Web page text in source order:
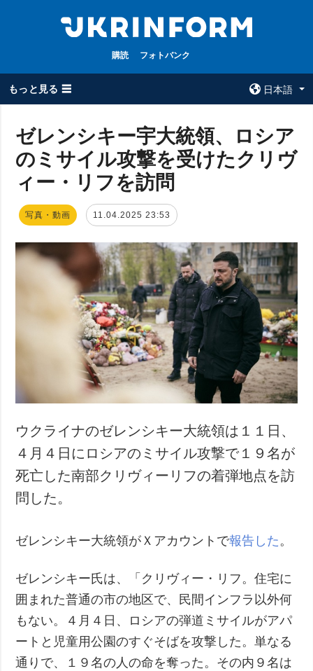
購読 フォトバンク
もっと見る ☰
日本語
全てのトピック
戦争
政治
経済・復興
防衛
社会・文化
スポーツ
事故・緊急事態
ウクルインフォ
ルム
特集
インタビュー
写真
動画
サービス
購読
フォトバンク
ゼレンシキー宇大統領、ロシア
のミサイル攻撃を受けたクリヴ
ィー・リフを訪問
写真・動画 11.04.2025 23:53
ウクライナのゼレンシキー大統領は１１日、
４月４日にロシアのミサイル攻撃で１９名が
死亡した南部クリヴィーリフの着弾地点を訪
問した。
ゼレンシキー大統領がＸアカウントで報告した 。
ゼレンシキー氏は、「クリヴィー・リフ。住宅に
囲まれた普通の市の地区で、民間インフラ以外何
もない。４月４日、ロシアの弾道ミサイルがアパ
ートと児童用公園のすぐそばを攻撃した。単なる
通りで、１９名の人の命を奪った。その内９名は